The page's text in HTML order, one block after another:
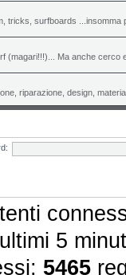
tricks, surfboards ...insomma
(magari!!!)... Ma anche cerco
riparazione, design,
5
5465